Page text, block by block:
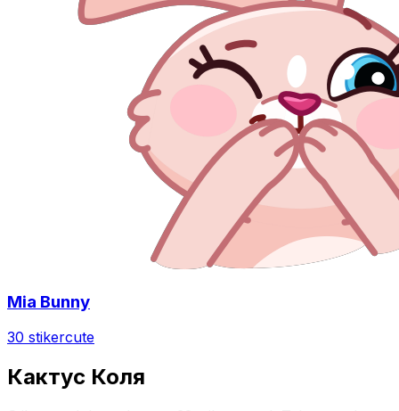
Mia Bunny
30 stikercute
Кактус Коля